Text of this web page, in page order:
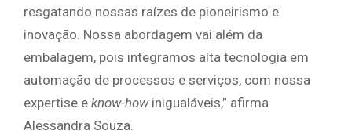
resgatando nossas raízes de pioneirismo e
inovação. Nossa abordagem vai além da
embalagem, pois integramos alta tecnologia em
automação de processos e serviços, com nossa
expertise e know-howinigualáveis,” afirma
Alessandra Souza.